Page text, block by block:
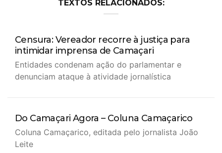
TEXTOS RELACIONADOS:
Censura: Vereador recorre à justiça para
intimidar imprensa de Camaçari
Entidades condenam ação do parlamentar e
denunciam ataque à atividade jornalística
Do Camaçari Agora – Coluna Camaçarico
Coluna Camaçarico, editada pelo jornalista João
Leite